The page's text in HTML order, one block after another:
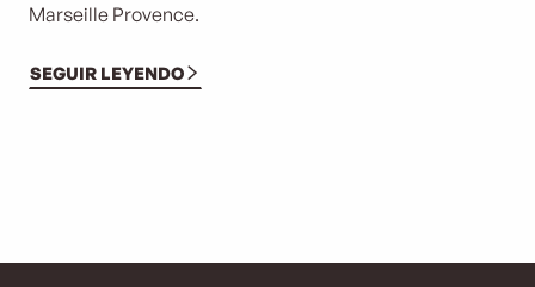
Marseille Provence.
SEGUIR LEYENDO